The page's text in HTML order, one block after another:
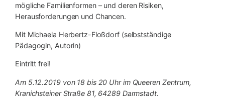
mögliche Familienformen – und deren Risiken,
Herausforderungen und Chancen.
Mit Michaela Herbertz-Floßdorf (selbstständige
Pädagogin, Autorin)
Eintritt frei!
Am 5.12.2019 von 18 bis 20 Uhr im Queeren Zentrum,
Kranichsteiner Straße 81, 64289 Darmstadt.